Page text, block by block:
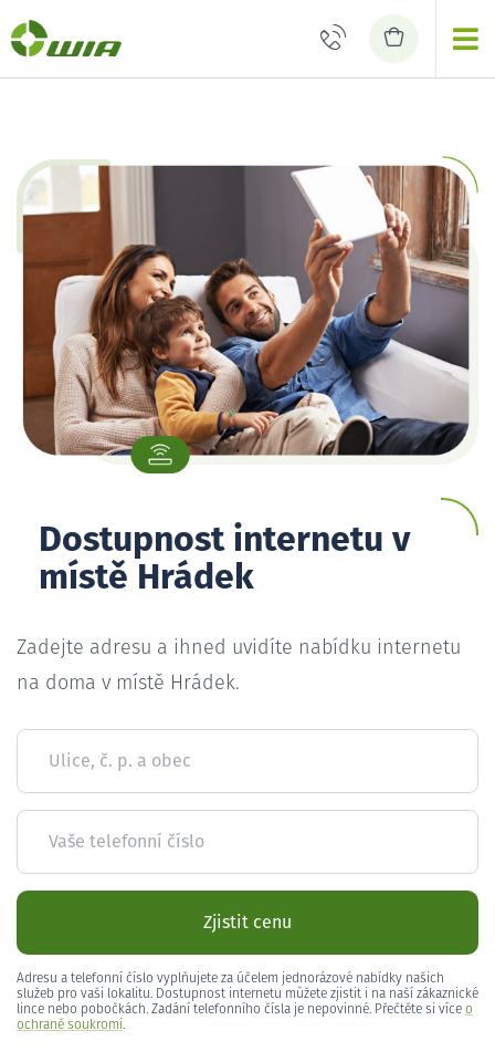
Dostupnost internetu v
místě Hrádek
Zadejte adresu a ihned uvidíte nabídku internetu
na doma v místě Hrádek.
Ulice, č. p. a obec
Vaše telefonní číslo
Zjistit cenu
Adresu a telefonní číslo vyplňujete za účelem jednorázové nabídky našich
služeb pro vaši lokalitu. Dostupnost internetu můžete zjistit i na naší zákaznické
lince nebo pobočkách. Zadání telefonního čísla je nepovinné. Přečtěte si více o
ochraně soukromí.